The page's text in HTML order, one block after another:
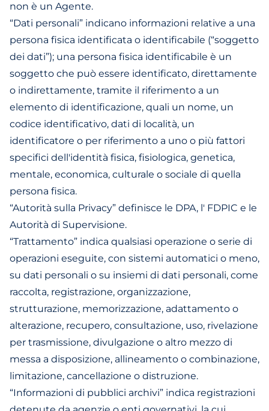
non è un Agente.
“Dati personali” indicano informazioni relative a una
persona fisica identificata o identificabile (“soggetto
dei dati”); una persona fisica identificabile è un
soggetto che può essere identificato, direttamente
o indirettamente, tramite il riferimento a un
elemento di identificazione, quali un nome, un
codice identificativo, dati di località, un
identificatore o per riferimento a uno o più fattori
specifici dell'identità fisica, fisiologica, genetica,
mentale, economica, culturale o sociale di quella
persona fisica.
“Autorità sulla Privacy” definisce le DPA, l' FDPIC e le
Autorità di Supervisione.
“Trattamento” indica qualsiasi operazione o serie di
operazioni eseguite, con sistemi automatici o meno,
su dati personali o su insiemi di dati personali, come
raccolta, registrazione, organizzazione,
strutturazione, memorizzazione, adattamento o
alterazione, recupero, consultazione, uso, rivelazione
per trasmissione, divulgazione o altro mezzo di
messa a disposizione, allineamento o combinazione,
limitazione, cancellazione o distruzione.
“Informazioni di pubblici archivi” indica registrazioni